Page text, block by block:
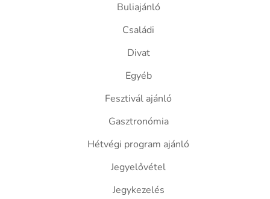
Buliajánló
Családi
Divat
Egyéb
Fesztivál ajánló
Gasztronómia
Hétvégi program ajánló
Jegyelővétel
Jegykezelés